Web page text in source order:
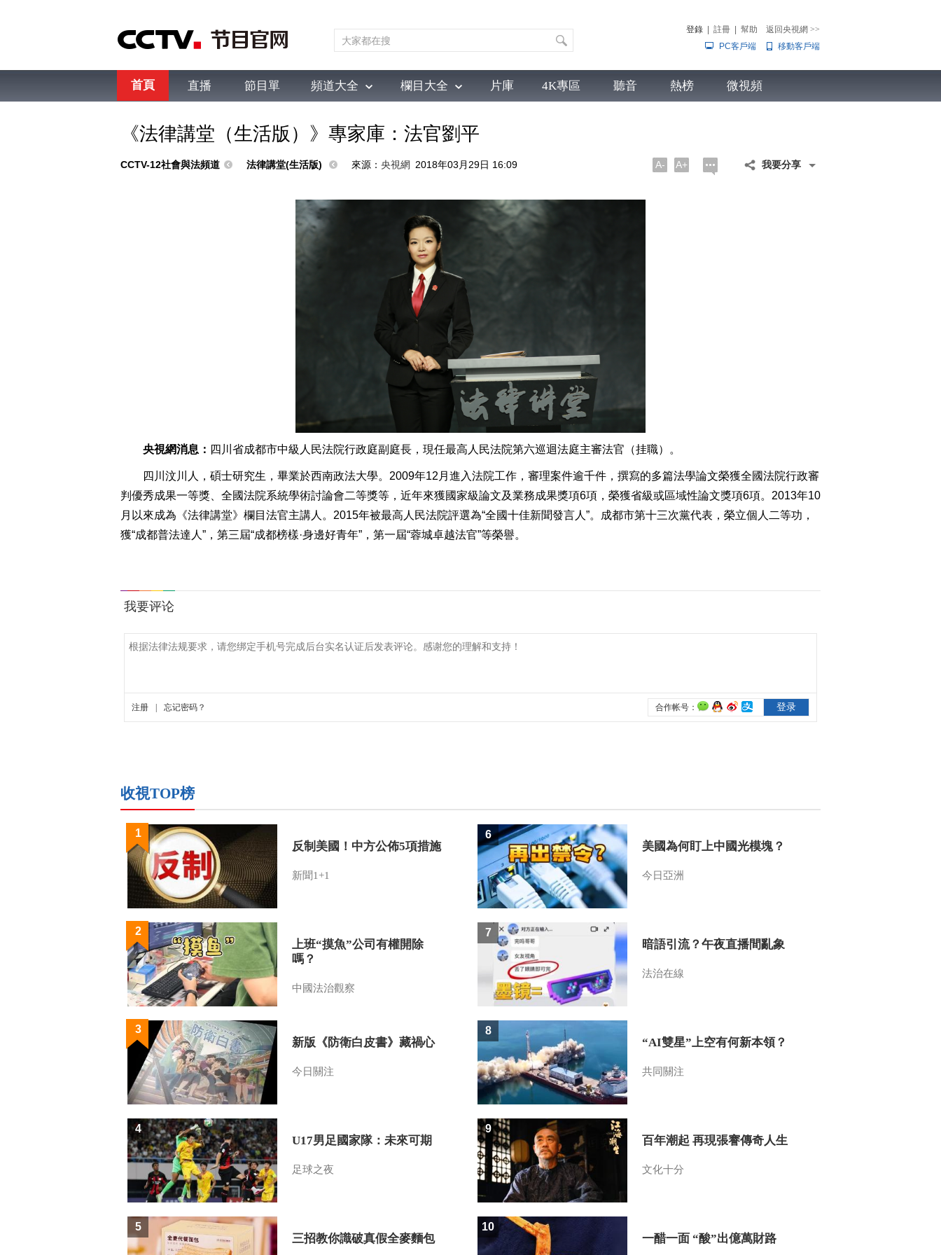
登錄 註冊 幫助 返回央視網 >>
PC客戶端
移動客戶端
首頁 直播 節目單 頻道大全 欄目大全 片庫 4K專區 聽音 熱榜 微視頻
《法律講堂（生活版）》專家庫：法官劉平
CCTV-12社會與法頻道 法律講堂(生活版) 來源： 央視網 2018年03月29日 16:09 A- A+ 我要分享
央視網消息： 四川省成都市中級人民法院行政庭副庭長，現任最高人民法院第六巡迴法庭主審法官（挂職）。
四川汶川人，碩士研究生，畢業於西南政法大學。2009年12月進入法院工作，審理案件逾千件，撰寫的多篇法學論文榮獲全國法院行政審
判優秀成果一等獎、全國法院系統學術討論會二等獎等，近年來獲國家級論文及業務成果獎項6項，榮獲省級或區域性論文獎項6項。2013年10
月以來成為《法律講堂》欄目法官主講人。2015年被最高人民法院評選為“全國十佳新聞發言人”。成都市第十三次黨代表，榮立個人二等功，
獲“成都普法達人”，第三屆“成都榜樣·身邊好青年”，第一屆“蓉城卓越法官”等榮譽。
收視TOP榜
反制美國！中方公佈5項措施
新聞1+1
1
上班“摸魚”公司有權開除
嗎？
中國法治觀察
2
新版《防衛白皮書》藏禍心
今日關注
3
U17男足國家隊：未來可期
足球之夜
4
三招教你識破真假全麥麵包
5
美國為何盯上中國光模塊？
今日亞洲
6
暗語引流？午夜直播間亂象
法治在線
7
“AI雙星”上空有何新本領？
共同關注
8
百年潮起 再現張謇傳奇人生
文化十分
9
一醋一面 “酸”出億萬財路
10